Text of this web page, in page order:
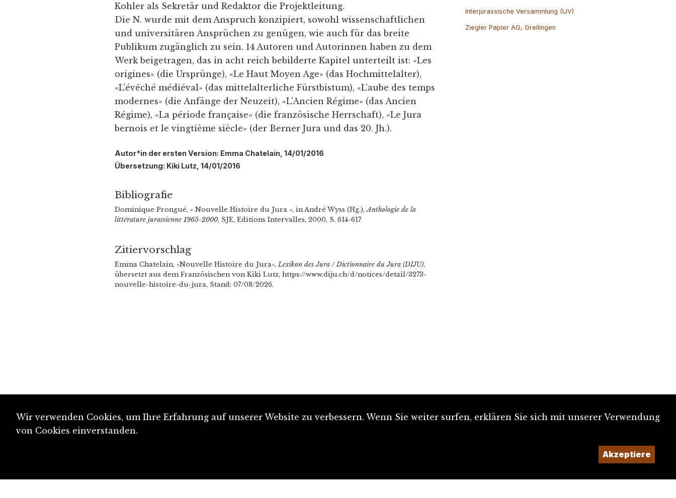
Kohler als Sekretär und Redaktor die Projektleitung.
Die N. wurde mit dem Anspruch konzipiert, sowohl wissenschaftlichen
und universitären Ansprüchen zu genügen, wie auch für das breite
Publikum zugänglich zu sein. 14 Autoren und Autorinnen haben zu dem
Werk beigetragen, das in acht reich bebilderte Kapitel unterteilt ist: «Les
origines» (die Ursprünge), «Le Haut Moyen Age» (das Hochmittelalter),
«L’évêché médiéval» (das mittelalterliche Fürstbistum), «L’aube des temps
modernes» (die Anfänge der Neuzeit), «L'Ancien Régime» (das Ancien
Régime), «La période française» (die französische Herrschaft), «Le Jura
bernois et le vingtième siècle» (der Berner Jura und das 20. Jh.).
Autor*in der ersten Version: Emma Chatelain, 14/01/2016
Übersetzung: Kiki Lutz, 14/01/2016
Bibliografie
Dominique Prongué, « Nouvelle Histoire du Jura », in André Wyss (Hg.),Anthologie de la
littérature jurassienne 1965-2000, SJE, Editions Intervalles, 2000, S. 614-617
Zitiervorschlag
Emma Chatelain, «Nouvelle Histoire du Jura», Lexikon des Jura / Dictionnaire du Jura (DIJU),
übersetzt aus dem Französischen von Kiki Lutz, https://www.diju.ch/d/notices/detail/3273-
nouvelle-histoire-du-jura, Stand: 07/08/2026.
Interjurassische Versammlung (IJV)
Ziegler Papier AG, Grellingen
Wir verwenden Cookies, um Ihre Erfahrung auf unserer Website zu verbessern. Wenn Sie weiter surfen, erklären Sie sich mit unserer Verwendung
von Cookies einverstanden.
Akzeptiere